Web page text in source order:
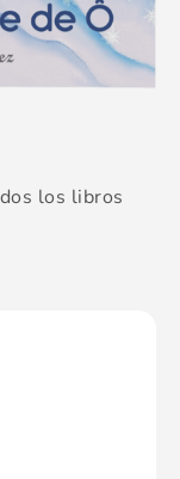
los libros